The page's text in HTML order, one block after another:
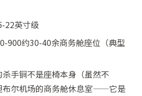
22英寸级
900约30-40余商务舱座位（典型
手锏不是座椅本身（虽然不
布尔机场的商务舱休息室——它是